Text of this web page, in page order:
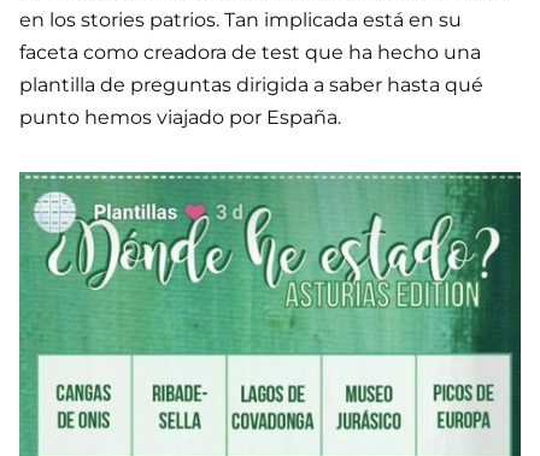
en los stories patrios. Tan implicada está en su
faceta como creadora de test que ha hecho una
plantilla de preguntas dirigida a saber hasta qué
punto hemos viajado por España.